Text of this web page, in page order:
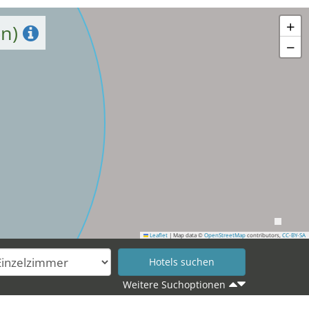
+
−
Leaflet | Map data © OpenStreetMap contributors, CC-BY-SA
Weitere Suchoptionen